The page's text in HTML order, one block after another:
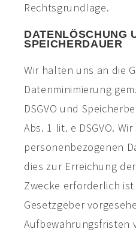
Rechtsgrundlage.
DATENLÖSCHUNG
SPEICHERDAUER
Wir halten uns an die
Datenminimierung
DSGVO und
Abs. 1 lit. e DSGVO.
personenbezogenen
dies zur Erreichung
Zwecke erforderlich
Gesetzgeber
Aufbewahrungsfristen